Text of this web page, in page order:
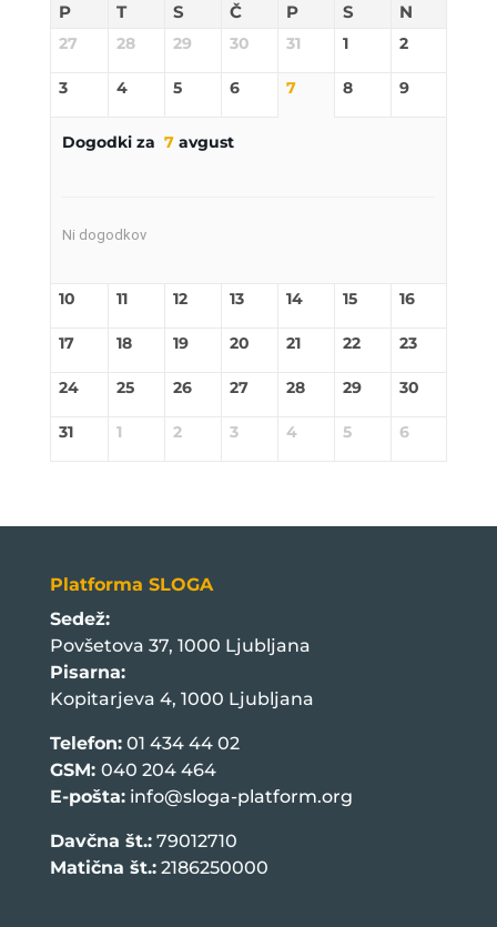
P T S Č P S N
27 28 29 30 31 1 2
3 4 5 6 7 8 9
Dogodki za 7avgust
Ni dogodkov
10 11 12 13 14 15 16
17 18 19 20 21 22 23
24 25 26 27 28 29 30
31 1 2 3 4 5 6
Platforma SLOGA
Sedež:
Povšetova 37, 1000 Ljubljana
Pisarna:
Kopitarjeva 4, 1000 Ljubljana
Telefon:01 434 44 02
GSM: 040 204 464
E-pošta: info@sloga-platform.org
Davčna št.:79012710
Matična št.:2186250000